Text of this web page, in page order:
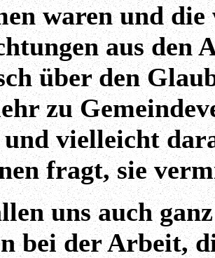
waren und
aus den
über den
zu
vielleicht
fragt, sie
uns auch
bei der Arbeit,